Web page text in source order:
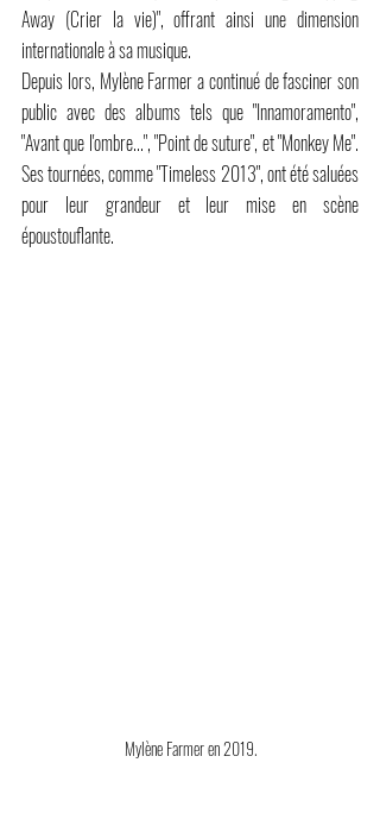
Away (Crier la vie)", offrant ainsi une dimension
internationale à sa musique.
Depuis lors, Mylène Farmer a continué de fasciner son
public avec des albums tels que "Innamoramento",
"Avant que l'ombre...", "Point de suture", et "Monkey Me".
Ses tournées, comme "Timeless 2013", ont été saluées
pour leur grandeur et leur mise en scène
époustouflante.
Mylène Farmer en 2019.